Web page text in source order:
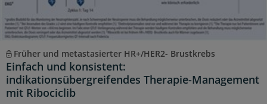
Früher und metastasierter HR+/HER2- Brustkrebs
Einfach und konsistent:
indikationsübergreifendes Therapie-Management
mit Ribociclib